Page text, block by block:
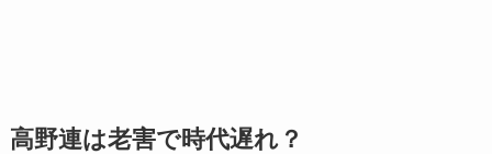
高野連は老害で時代遅れ？